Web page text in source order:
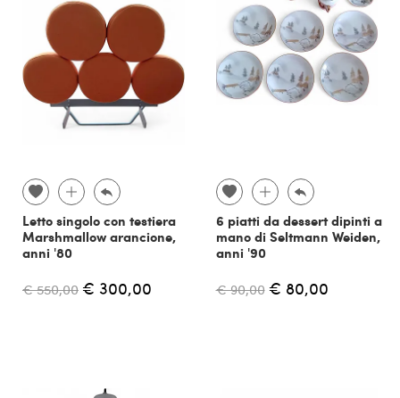
Letto singolo con testiera
Marshmallow arancione,
anni '80
€ 550,00 € 300,00
6 piatti da dessert dipinti a
mano di Seltmann Weiden,
anni '90
€ 90,00 € 80,00